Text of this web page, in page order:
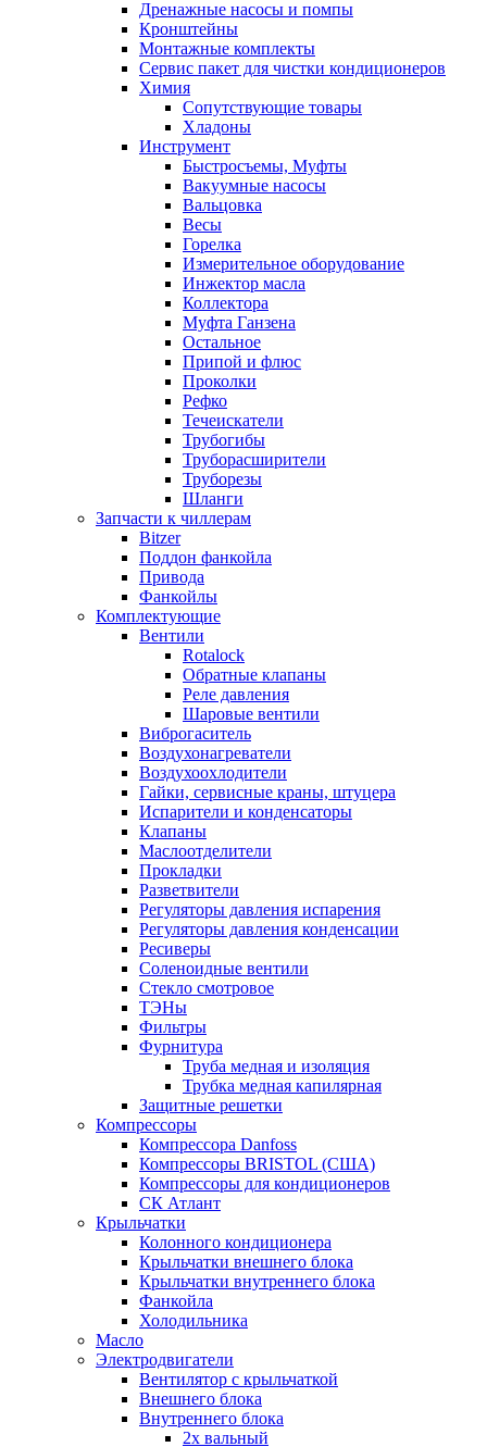
Дренажные насосы и помпы
Кронштейны
Монтажные комплекты
Сервис пакет для чистки кондиционеров
Химия
Сопутствующие товары
Хладоны
Инструмент
Быстросъемы, Муфты
Вакуумные насосы
Вальцовка
Весы
Горелка
Измерительное оборудование
Инжектор масла
Коллектора
Муфта Ганзена
Остальное
Припой и флюс
Проколки
Рефко
Течеискатели
Трубогибы
Труборасширители
Труборезы
Шланги
Запчасти к чиллерам
Bitzer
Поддон фанкойла
Привода
Фанкойлы
Комплектующие
Вентили
Rotalock
Обратные клапаны
Реле давления
Шаровые вентили
Виброгаситель
Воздухонагреватели
Воздухоохлодители
Гайки, сервисные краны, штуцера
Испарители и конденсаторы
Клапаны
Маслоотделители
Прокладки
Разветвители
Регуляторы давления испарения
Регуляторы давления конденсации
Ресиверы
Соленоидные вентили
Стекло смотровое
ТЭНы
Фильтры
Фурнитура
Труба медная и изоляция
Трубка медная капилярная
Защитные решетки
Компрессоры
Компрессора Danfoss
Компрессоры BRISTOL (США)
Компрессоры для кондиционеров
СК Атлант
Крыльчатки
Колонного кондиционера
Крыльчатки внешнего блока
Крыльчатки внутреннего блока
Фанкойла
Холодильника
Масло
Электродвигатели
Вентилятор с крыльчаткой
Внешнего блока
Внутреннего блока
2х вальный